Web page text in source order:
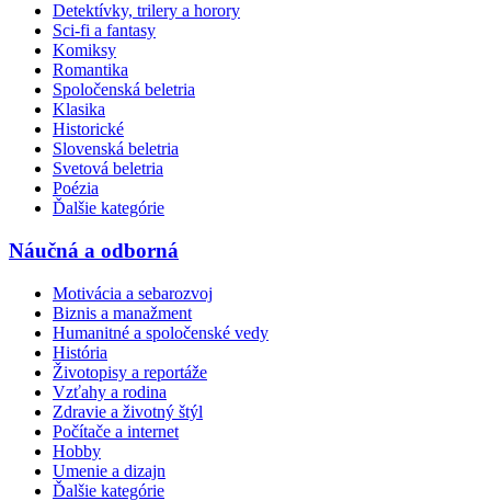
Detektívky, trilery a horory
Sci-fi a fantasy
Komiksy
Romantika
Spoločenská beletria
Klasika
Historické
Slovenská beletria
Svetová beletria
Poézia
Ďalšie kategórie
Náučná a odborná
Motivácia a sebarozvoj
Biznis a manažment
Humanitné a spoločenské vedy
História
Životopisy a reportáže
Vzťahy a rodina
Zdravie a životný štýl
Počítače a internet
Hobby
Umenie a dizajn
Ďalšie kategórie